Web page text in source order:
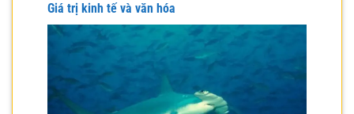
Giá trị kinh tế và văn hóa